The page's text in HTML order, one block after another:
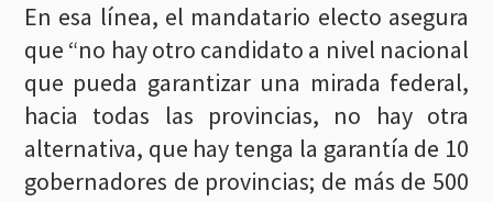
En esa línea, el mandatario electo asegura
que “no hay otro candidato a nivel nacional
que pueda garantizar una mirada federal,
hacia todas las provincias, no hay otra
alternativa, que hay tenga la garantía de 10
gobernadores de provincias; de más de 500